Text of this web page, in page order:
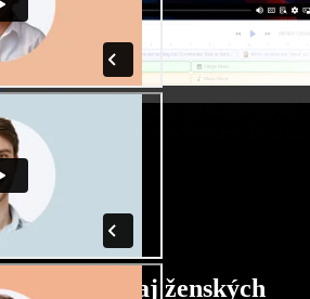
mužských aj ženských